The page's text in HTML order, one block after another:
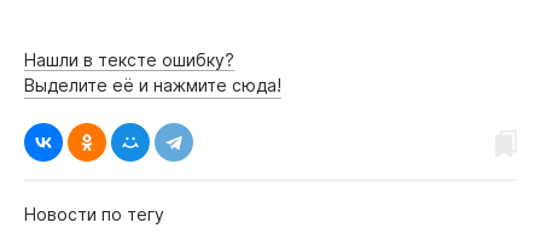
Нашли в тексте ошибку?
Выделите её и нажмите сюда!
Новости по тегу